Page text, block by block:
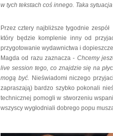
w tych tekstach coś innego. Taka
Przez cztery najbliższe tygodnie
który będzie komplenie inny od
przygotowanie wydawnictwa i
Magda od razu zaznacza - Chcemy
live session tego, co znajdzie się na
mogą być. Nieświadomi niczego
zapraszają) bardzo szybko pokonali
technicznej pomogli w stworzeniu
wszyscy wygłodniali dobrego popu